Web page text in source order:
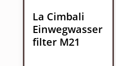
La Cimbali
Einwegwasser
filter M21